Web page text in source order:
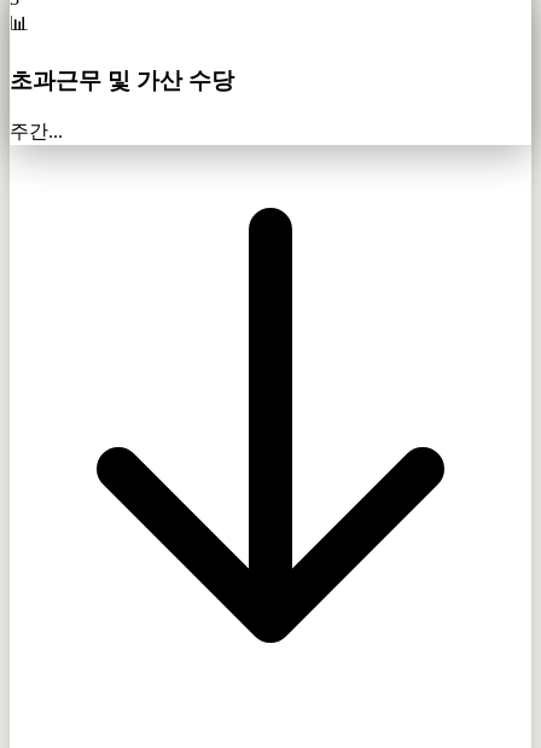
📊
초과근무 및 가산 수당
주간...